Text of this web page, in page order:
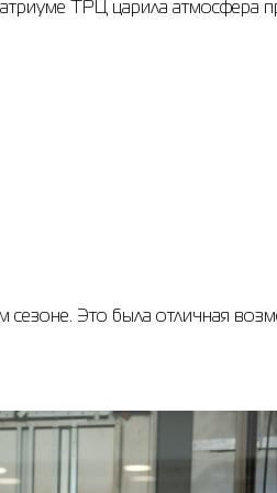
ТРЦ царила атмосфера
сезоне. Это была отличная